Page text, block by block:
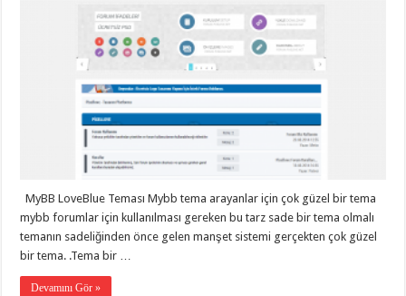
MyBB LoveBlue Teması Mybb tema arayanlar için çok güzel bir tema
mybb forumlar için kullanılması gereken bu tarz sade bir tema olmalı
temanın sadeliğinden önce gelen manşet sistemi gerçekten çok güzel
bir tema. .Tema bir …
Devamını Gör »